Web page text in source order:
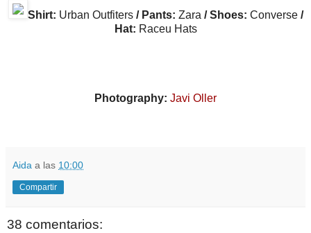
Shirt: Urban Outfiters / Pants: Zara / Shoes: Converse /
Hat: Raceu Hats
Photography: Javi Oller
Aida a las 10:00
Compartir
38 comentarios: